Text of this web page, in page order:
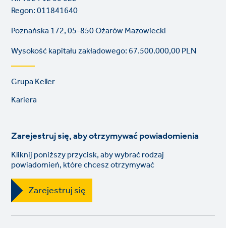
Regon: 011841640
Poznańska 172, 05-850 Ożarów Mazowiecki
Wysokość kapitału zakładowego: 67.500.000,00 PLN
Footer
links
Grupa Keller
Kariera
Zarejestruj się, aby otrzymywać powiadomienia
Kliknij poniższy przycisk, aby wybrać rodzaj
powiadomień, które chcesz otrzymywać
Zarejestruj się